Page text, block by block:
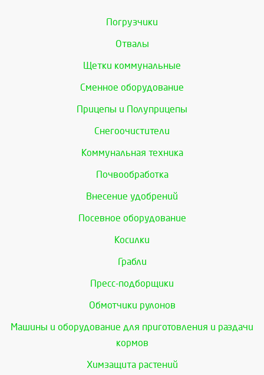
Погрузчики
Отвалы
Щетки коммунальные
Сменное оборудование
Прицепы и Полуприцепы
Снегоочистители
Коммунальная техника
Почвообработка
Внесение удобрений
Посевное оборудование
Косилки
Грабли
Пресс-подборщики
Обмотчики рулонов
Машины и оборудование для приготовления и раздачи
кормов
Химзащита растений